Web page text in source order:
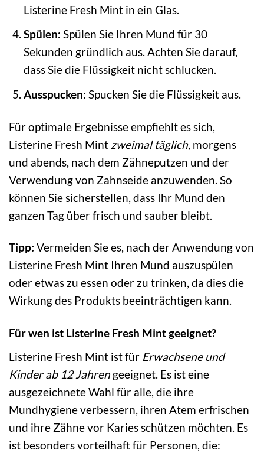
Listerine Fresh Mint in ein Glas.
Spülen: Spülen Sie Ihren Mund für 30
Sekunden gründlich aus. Achten Sie darauf,
dass Sie die Flüssigkeit nicht schlucken.
Ausspucken: Spucken Sie die Flüssigkeit aus.
Für optimale Ergebnisse empfiehlt es sich,
Listerine Fresh Mint zweimal täglich, morgens
und abends, nach dem Zähneputzen und der
Verwendung von Zahnseide anzuwenden. So
können Sie sicherstellen, dass Ihr Mund den
ganzen Tag über frisch und sauber bleibt.
Tipp: Vermeiden Sie es, nach der Anwendung von
Listerine Fresh Mint Ihren Mund auszuspülen
oder etwas zu essen oder zu trinken, da dies die
Wirkung des Produkts beeinträchtigen kann.
Für wen ist Listerine Fresh Mint geeignet?
Listerine Fresh Mint ist für Erwachsene und
Kinder ab 12 Jahrengeeignet. Es ist eine
ausgezeichnete Wahl für alle, die ihre
Mundhygiene verbessern, ihren Atem erfrischen
und ihre Zähne vor Karies schützen möchten. Es
ist besonders vorteilhaft für Personen, die: